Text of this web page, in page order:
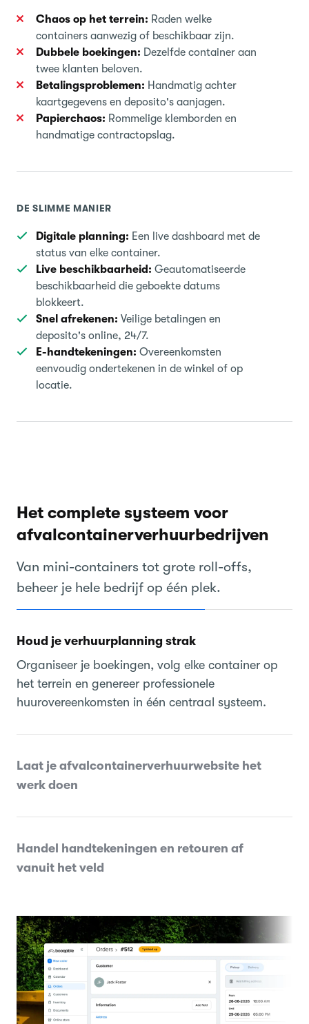
Chaos op het terrein: Raden welke
containers aanwezig of beschikbaar zijn.
Dubbele boekingen: Dezelfde container aan
twee klanten beloven.
Betalingsproblemen: Handmatig achter
kaartgegevens en deposito's aanjagen.
Papierchaos: Rommelige klemborden en
handmatige contractopslag.
DE SLIMME MANIER
Digitale planning: Een live dashboard met de
status van elke container.
Live beschikbaarheid: Geautomatiseerde
beschikbaarheid die geboekte datums
blokkeert.
Snel afrekenen: Veilige betalingen en
deposito's online, 24/7.
E-handtekeningen: Overeenkomsten
eenvoudig ondertekenen in de winkel of op
locatie.
Het complete systeem voor
afvalcontainerverhuurbedrijven
Van mini-containers tot grote roll-offs,
beheer je hele bedrijf op één plek.
Houd je verhuurplanning strak
Organiseer je boekingen, volg elke container op
het terrein en genereer professionele
huurovereenkomsten in één centraal systeem.
Laat je afvalcontainerverhuurwebsite het
werk doen
Handel handtekeningen en retouren af
vanuit het veld